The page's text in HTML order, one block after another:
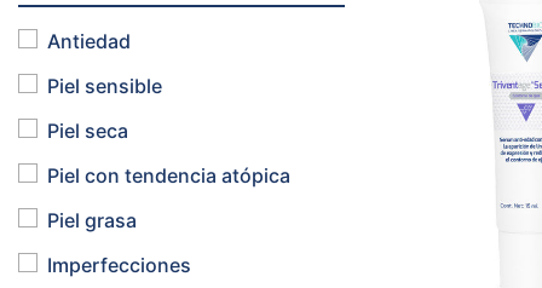
Antiedad
Piel sensible
Piel seca
Piel con tendencia atópica
Piel grasa
Imperfecciones